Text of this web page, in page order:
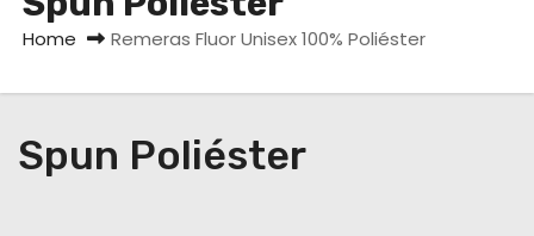
Home Remeras Fluor Unisex 100% Poliéster
Spun Poliéster